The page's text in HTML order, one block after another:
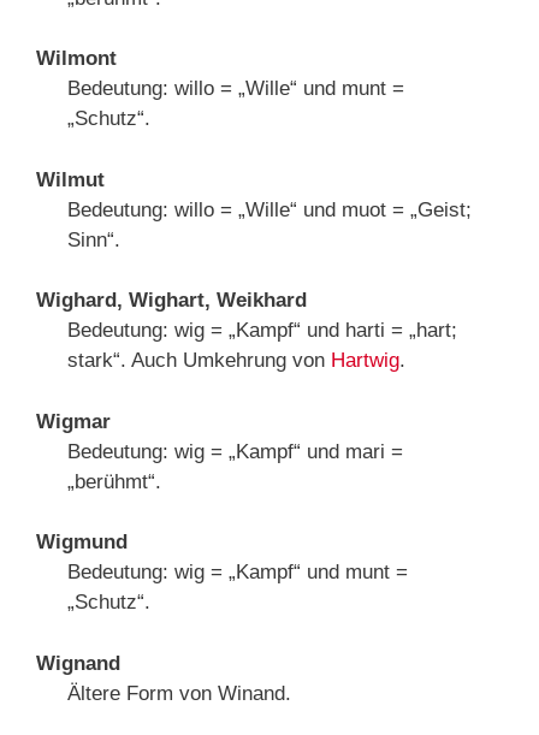
Wilmont
Bedeutung: willo = „Wille“ und munt =
„Schutz“.
Wilmut
Bedeutung: willo = „Wille“ und muot = „Geist;
Sinn“.
Wighard, Wighart, Weikhard
Bedeutung: wig = „Kampf“ und harti = „hart;
stark“. Auch Umkehrung von Hartwig.
Wigmar
Bedeutung: wig = „Kampf“ und mari =
„berühmt“.
Wigmund
Bedeutung: wig = „Kampf“ und munt =
„Schutz“.
Wignand
Ältere Form von Winand.